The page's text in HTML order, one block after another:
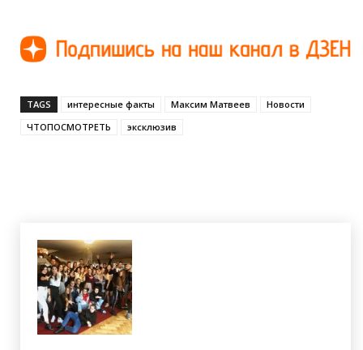
TAGS интересные факты Максим Матвеев
Новости
ЧТОПОСМОТРЕТЬ
эксклюзив